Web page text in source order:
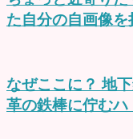
た自分の自画像を
なぜここに？ 地
革の鉄棒に佇むハ